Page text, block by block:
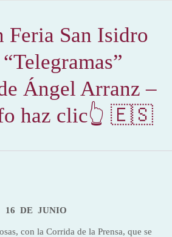
Feria San Isidro
Ángel Arranz –
haz clic👆 🇪🇸
16 DE JUNIO
con la Corrida de la Prensa, que se